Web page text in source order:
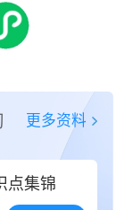
更多资料
点集锦